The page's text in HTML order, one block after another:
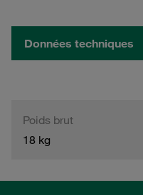
Données techniques
Poids brut
18 kg